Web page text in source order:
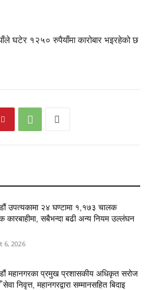
घटेर १२५० रुपैयाँमा कारोबार भइरहेको छ
उपत्यकामा २४ घण्टामा १,१७३ चालक
कारबाहीमा, सबैभन्दा बढी अन्य नियम उल्लंघन
6, 2026
महानगरका प्रमुख प्रशासकीय अधिकृत सरोज
सेवा निवृत्त, महानगरद्वारा सम्मानसहित बिदाइ